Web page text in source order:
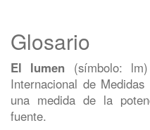
Glosario
El lumen (símbolo:
Internacional de
una medida de la
fuente.